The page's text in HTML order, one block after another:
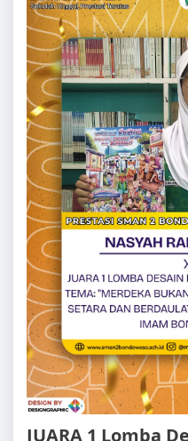
JUARA 1 Lomba